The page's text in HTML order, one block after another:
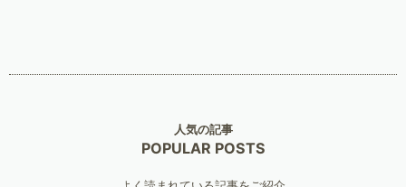
人気の記事
POPULAR POSTS